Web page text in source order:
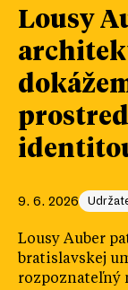
Lousy
9. 6. 2026
Lousy Auber
bratislavskej
rozpoznateľný